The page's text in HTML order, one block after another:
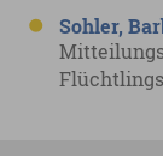
Sohler,